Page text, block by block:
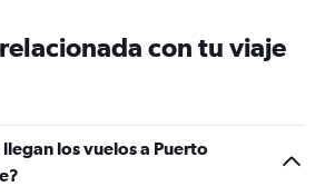
con tu viaje
los vuelos a Puerto